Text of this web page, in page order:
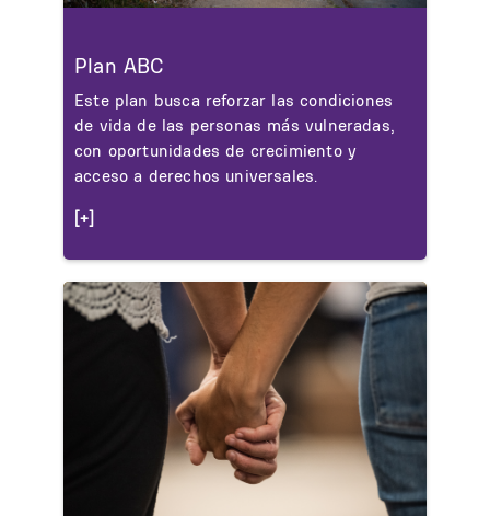
Plan ABC
Este plan busca reforzar las condiciones
de vida de las personas más vulneradas,
con oportunidades de crecimiento y
acceso a derechos universales.
[+]